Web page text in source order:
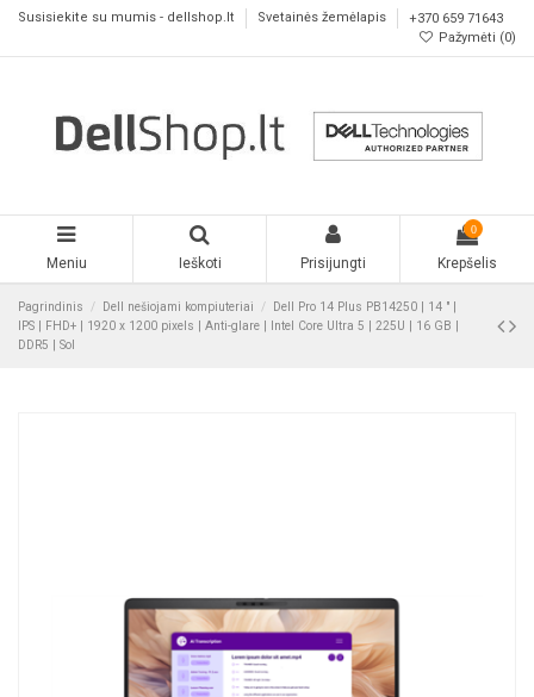
Susisiekite su mumis - dellshop.lt Svetainės žemėlapis
+370 659 71643
Pažymėti (0)
Meniu Ieškoti Prisijungti
0
Krepšelis
Pagrindinis Dell nešiojami kompiuteriai
Dell Pro 14 Plus PB14250 | 14 " |
IPS | FHD+ | 1920 x 1200 pixels | Anti-glare | Intel Core Ultra 5 | 225U | 16 GB |
DDR5 | Sol